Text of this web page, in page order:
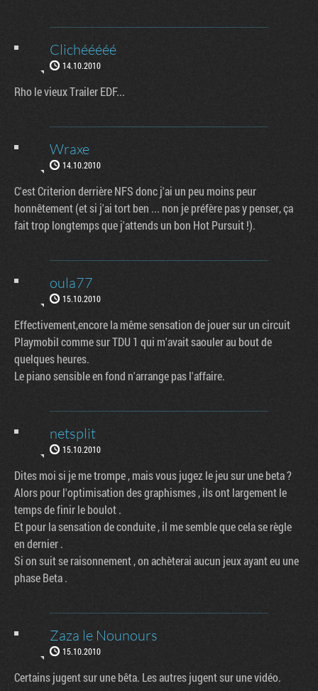
Clichééééé
14.10.2010
Rho le vieux Trailer EDF...
Wraxe
14.10.2010
C'est Criterion derrière NFS donc j'ai un peu moins peur
honnêtement (et si j'ai tort ben ... non je préfère pas y penser, ça
fait trop longtemps que j'attends un bon Hot Pursuit !).
oula77
15.10.2010
Effectivement,encore la même sensation de jouer sur un circuit
Playmobil comme sur TDU 1 qui m'avait saouler au bout de
quelques heures.
Le piano sensible en fond n'arrange pas l'affaire.
netsplit
15.10.2010
Dites moi si je me trompe , mais vous jugez le jeu sur une beta ?
Alors pour l'optimisation des graphismes , ils ont largement le
temps de finir le boulot .
Et pour la sensation de conduite , il me semble que cela se règle
en dernier .
Si on suit se raisonnement , on achèterai aucun jeux ayant eu une
phase Beta .
Zaza le Nounours
15.10.2010
Certains jugent sur une bêta. Les autres jugent sur une vidéo.